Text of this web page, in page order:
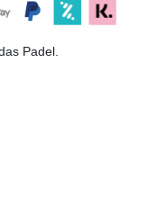
Padel.